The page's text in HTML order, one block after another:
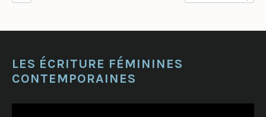
LES ÉCRITURE FÉMININES
CONTEMPORAINES